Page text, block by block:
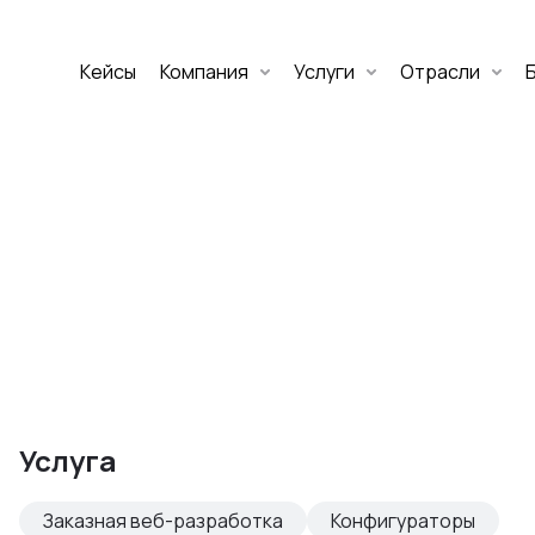
Кейсы Компания Услуги Отрасли
Услуга
Заказная веб-разработка
Конфигураторы